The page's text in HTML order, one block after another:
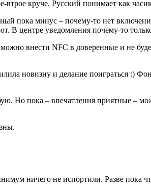
круче. Русский понимает как
пока минус – почему-то нет
В центре уведомления почему-то
внести NFC в доверенные и не
новизну и делание поиграться :)
Но пока – впечатления приятные –
ничего не испортили. Разве пока